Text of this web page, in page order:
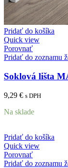
Pridať do košíka
Quick view
Porovnať
Pridať do zoznamu
Soklová lišta
9,29 € s DPH
Na sklade
Pridať do košíka
Quick view
Porovnať
Pridať do zoznamu